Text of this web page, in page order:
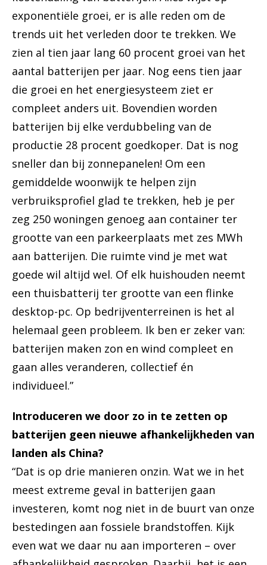
exponentiële groei, er is alle reden om de
trends uit het verleden door te trekken. We
zien al tien jaar lang 60 procent groei van het
aantal batterijen per jaar. Nog eens tien jaar
die groei en het energiesysteem ziet er
compleet anders uit. Bovendien worden
batterijen bij elke verdubbeling van de
productie 28 procent goedkoper. Dat is nog
sneller dan bij zonnepanelen! Om een
gemiddelde woonwijk te helpen zijn
verbruiksprofiel glad te trekken, heb je per
zeg 250 woningen genoeg aan container ter
grootte van een parkeerplaats met zes MWh
aan batterijen. Die ruimte vind je met wat
goede wil altijd wel. Of elk huishouden neemt
een thuisbatterij ter grootte van een flinke
desktop-pc. Op bedrijventerreinen is het al
helemaal geen probleem. Ik ben er zeker van:
batterijen maken zon en wind compleet en
gaan alles veranderen, collectief én
individueel.”
Introduceren we door zo in te zetten op
batterijen geen nieuwe afhankelijkheden van
landen als China?
“Dat is op drie manieren onzin. Wat we in het
meest extreme geval in batterijen gaan
investeren, komt nog niet in de buurt van onze
bestedingen aan fossiele brandstoffen. Kijk
even wat we daar nu aan importeren – over